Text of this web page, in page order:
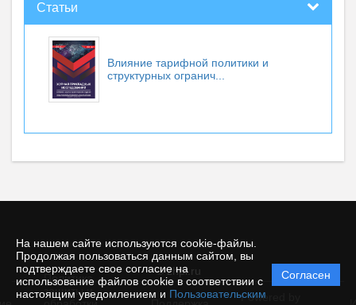
На нашем сайте используются cookie-файлы.
Продолжая пользоваться данным сайтом, вы
подтверждаете свое согласие на
использование файлов cookie в соответствии с
настоящим уведомлением и Пользовательским
Согласен
Статьи
Влияние тарифной политики и
структурных огранич...
© zhpi.ru
Политика
защиты и
Powered by